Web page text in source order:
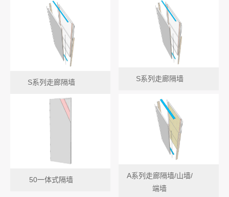
S系列走廊隔墙 S系列走廊隔墙
50一体式隔墙
A系列走廊隔墙/山墙/
端墙